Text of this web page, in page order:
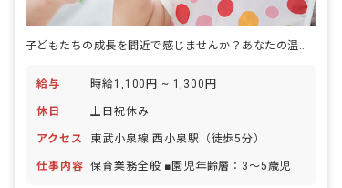
給与 時給1,100円 ~ 1,300円
休日 土日祝休み
アクセス 東武小泉線 西小泉駅（徒歩5分）
仕事内容 保育業務全般 ■園児年齢層：3～5歳児